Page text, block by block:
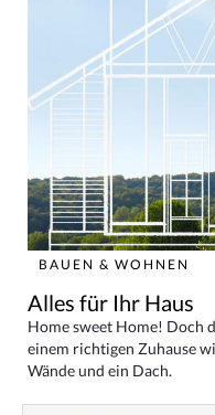
BAUEN & WOHNEN
Alles für Ihr Haus
Home sweet Home! Doch
einem richtigen Zuhause
Wände und ein Dach.